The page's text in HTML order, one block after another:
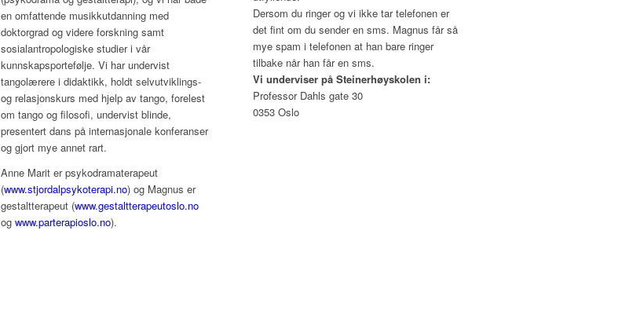
en omfattende musikkutdanning med
doktorgrad og videre forskning samt
sosialantropologiske studier i vår
kunnskapsportefølje. Vi har undervist
tangolærere i didaktikk, holdt selvutviklings-
og relasjonskurs med hjelp av tango, forelest
om tango og filosofi, undervist blinde,
presentert dans på internasjonale konferanser
og gjort mye annet rart.
Anne Marit er psykodramaterapeut
(www.stjordalpsykoterapi.no) og Magnus er
gestaltterapeut (www.gestaltterapeutoslo.no
og www.parterapioslo.no).
Dersom du ringer og vi ikke tar telefonen er
det fint om du sender en sms. Magnus får så
mye spam i telefonen at han bare ringer
tilbake når han får en sms.
Vi underviser på Steinerhøyskolen i:
Professor Dahls gate 30
0353 Oslo